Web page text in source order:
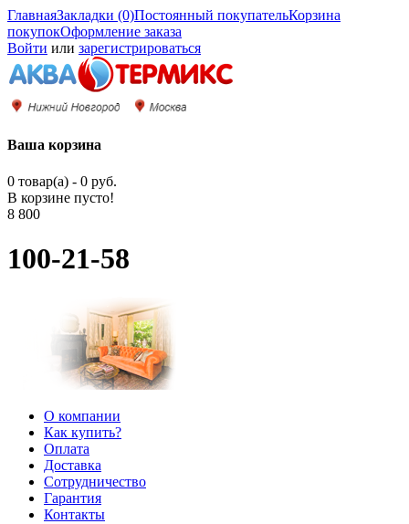
ГлавнаяЗакладки (0)Постоянный покупательКорзина
покупокОформление заказа
Войти или зарегистрироваться
Ваша корзина
0 товар(а) - 0 руб.
В корзине пусто!
8 800
100-21-58
О компании
Как купить?
Оплата
Доставка
Сотрудничество
Гарантия
Контакты